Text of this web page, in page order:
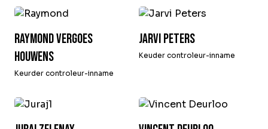
Raymond Vergoes
Houwens
Keurder controleur-inname
Jarvi Peters
Keuder controleur-inname